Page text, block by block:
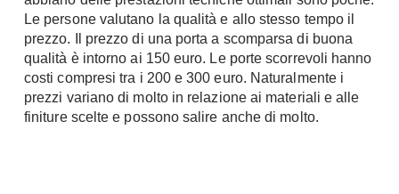
Divani moderni
Divani classici
Poltrone
Poltroncine
Divanoletto
Case Prefabbricate
Fotovoltaico
Riciclo
Energie Rinnovabili
Bioedilizia
Le persone valutano la qualità e allo stesso tempo il
prezzo. Il prezzo di una porta a scomparsa di buona
qualità è intorno ai 150 euro. Le porte scorrevoli hanno
costi compresi tra i 200 e 300 euro. Naturalmente i
prezzi variano di molto in relazione ai materiali e alle
finiture scelte e possono salire anche di molto.